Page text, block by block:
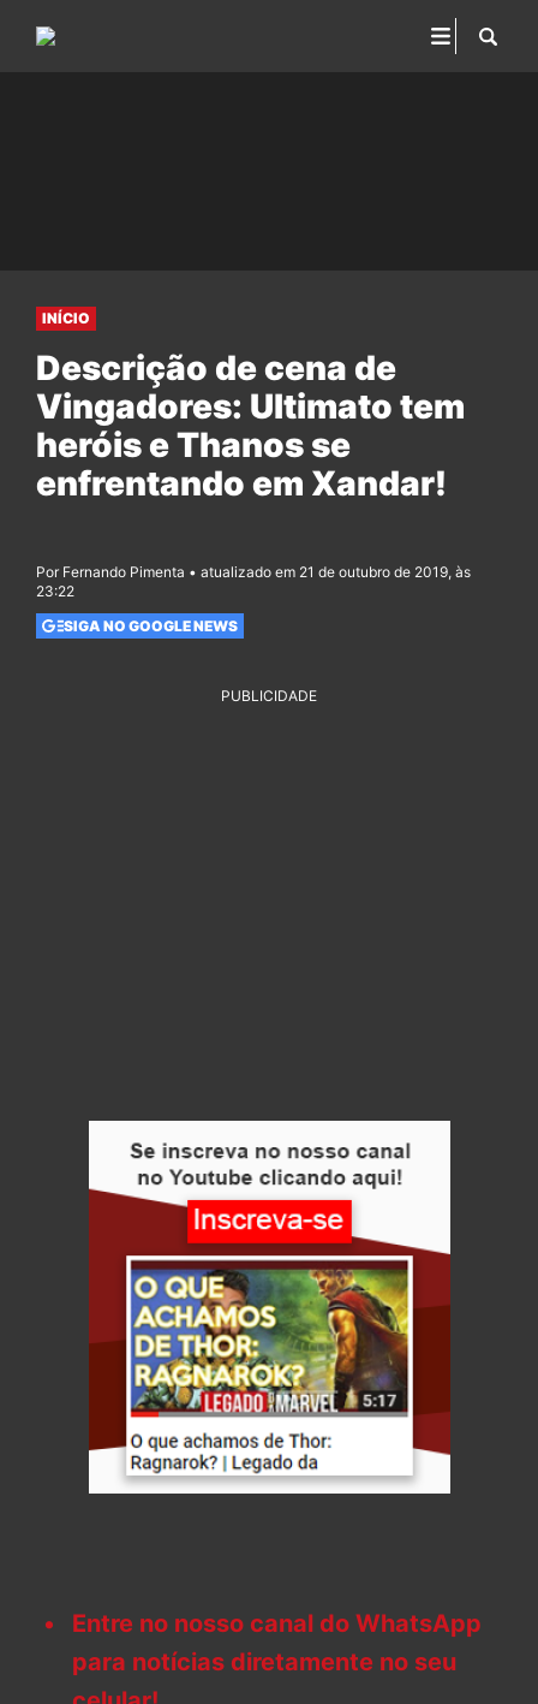
INÍCIO
Descrição de cena de
Vingadores: Ultimato tem
heróis e Thanos se
enfrentando em Xandar!
Por Fernando Pimenta • atualizado em 21 de outubro de 2019, às
23:22
SIGA NO GOOGLE NEWS
PUBLICIDADE
Entre no nosso canal do WhatsApp
para notícias diretamente no seu